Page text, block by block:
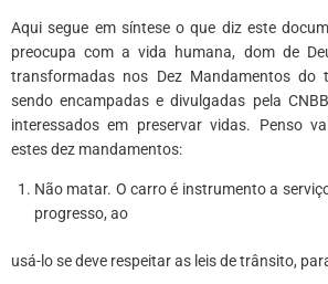
Aqui segue em síntese o que diz este
preocupa com a vida humana, dom de
transformadas nos Dez Mandamentos do
sendo encampadas e divulgadas pela
interessados em preservar vidas. Penso
estes dez mandamentos:
Não matar. O carro é instrumento a
progresso, ao
usá-lo se deve respeitar as leis de trânsito,